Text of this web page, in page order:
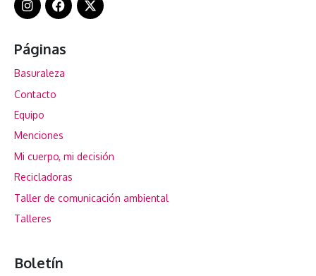
Páginas
Basuraleza
Contacto
Equipo
Menciones
Mi cuerpo, mi decisión
Recicladoras
Taller de comunicación ambiental
Talleres
Boletín